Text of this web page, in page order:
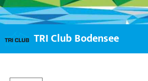
TRI Club Bodensee